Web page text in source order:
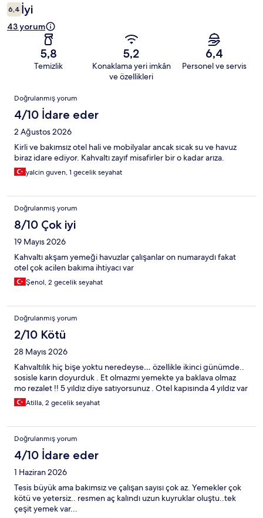
6,4 İyi
43 yorum
5,8
Temizlik
5,2
Konaklama yeri imkân
ve özellikleri
6,4
Personel ve servis
Yorumlar
Doğrulanmış yorum
4/10 İdare eder
2 Ağustos 2026
Kirli ve bakımsız otel hali ve mobilyalar ancak sıcak su ve havuz
biraz idare ediyor. Kahvaltı zayıf misafirler bir o kadar arıza.
yalcin guven, 1 gecelik seyahat
Doğrulanmış yorum
8/10 Çok iyi
19 Mayıs 2026
Kahvaltı akşam yemeği havuzlar çalışanlar on numaraydı fakat
otel çok acilen bakıma ihtiyacı var
Şenol, 2 gecelik seyahat
Doğrulanmış yorum
2/10 Kötü
28 Mayıs 2026
Kahvaltılık hiç bişe yoktu neredeyse… özellikle ikinci günümde..
sosisle karın doyurduk . Et olmazmı yemekte ya baklava olmaz
mo rezalet !! 5 yıldız diye satıyorsunuz . Otel kapısında 4 yıldız var
Atilla, 2 gecelik seyahat
Doğrulanmış yorum
4/10 İdare eder
1 Haziran 2026
Tesis büyük ama bakımsız ve çalışan sayısı çok az. Yemekler çok
kötü ve yetersiz.. resmen aç kalındı uzun kuyruklar oluştu..tek
çeşit yemek var...